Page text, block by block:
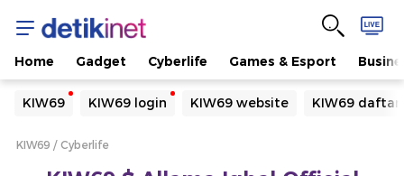
Home Gadget Cyberlife Games & Esport
KIW69 KIW69 login KIW69 website KIW69 daftar
Yang sedang ramai dicari
Loading...
KIW69 Cyberlife